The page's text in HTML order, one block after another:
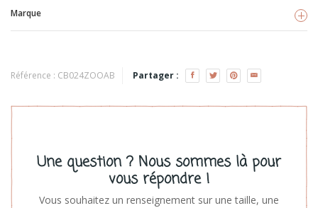
Marque
Voir les produits
Référence : CB024ZOOAB Partager :
Une question ? Nous sommes là pour
vous répondre !
Vous souhaitez un renseignement sur une taille, une